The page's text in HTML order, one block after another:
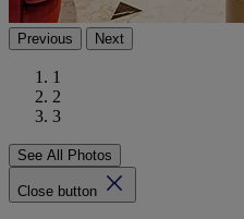
Previous Next
1
2
3
See All Photos
Close button